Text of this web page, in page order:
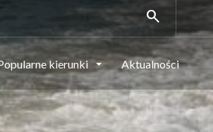
search
kierunki Aktualności